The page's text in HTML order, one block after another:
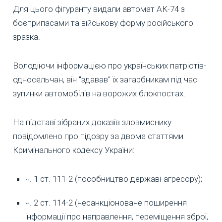
Для цього фігуранту видали автомат АК-74 з
боєприпасами та військову форму російського
зразка.
Володіючи інформацією про українських патріотів-
односельчан, він "здавав" їх загарбникам під час
зупинки автомобілів на ворожих блокпостах.
На підставі зібраних доказів зловмиснику
повідомлено про підозру за двома статтями
Кримінального кодексу України:
ч. 1 ст. 111-2 (пособництво державі-агресору);
ч. 2 ст. 114-2 (несанкціоноване поширення
інформації про направлення, переміщення зброї,